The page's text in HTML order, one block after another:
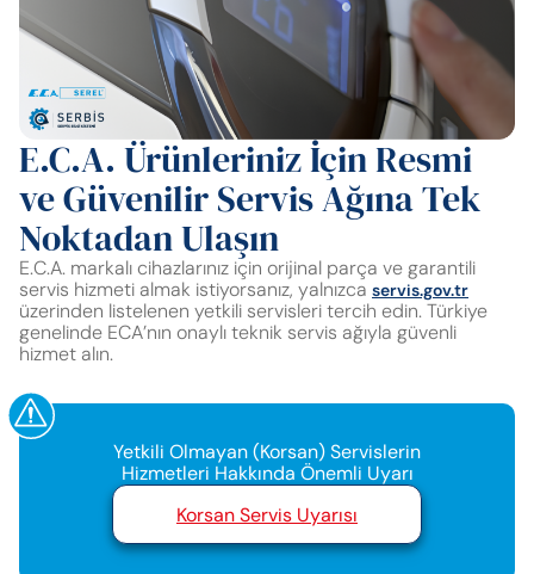
E.C.A. Ürünleriniz İçin Resmi
ve Güvenilir Servis Ağına Tek
Noktadan Ulaşın
E.C.A. markalı cihazlarınız için orijinal parça ve garantili
servis hizmeti almak istiyorsanız, yalnızca servis.gov.tr
üzerinden listelenen yetkili servisleri tercih edin. Türkiye
genelinde ECA’nın onaylı teknik servis ağıyla güvenli
hizmet alın.
Yetkili Olmayan (Korsan) Servislerin
Hizmetleri Hakkında Önemli Uyarı
Korsan Servis Uyarısı